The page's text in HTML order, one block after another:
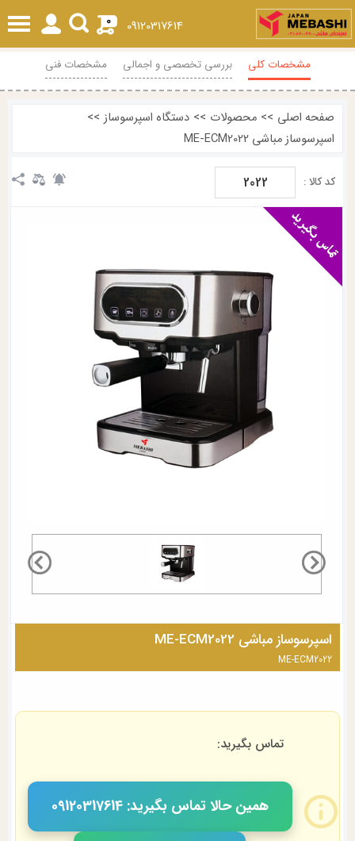
09120317614
0
مشخصات کلی بررسی تخصصی و اجمالی مشخصات فنی
صفحه اصلی >> محصولات >> دستگاه اسپرسوساز >>
اسپرسوساز مباشی ME-ECM2022
کد کالا : 2022
اسپرسوساز مباشی ME-ECM2022
ME-ECM2022
تماس بگیرید:
همین حالا تماس بگیرید: 09120317614